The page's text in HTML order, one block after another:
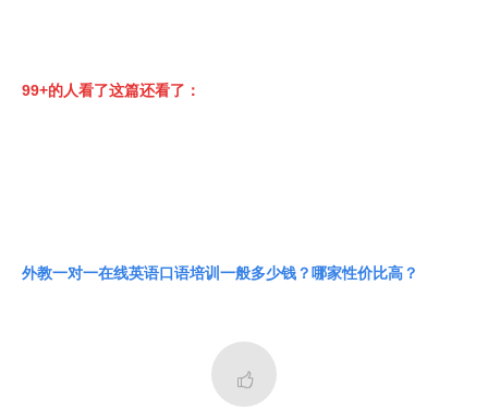
99+的人看了这篇还看了：
外教一对一在线英语口语培训一般多少钱？哪家性价比高？
